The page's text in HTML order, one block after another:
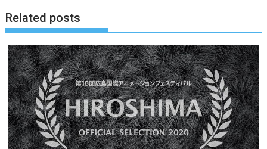
g
y
z
é
s
n
a
v
i
Related posts